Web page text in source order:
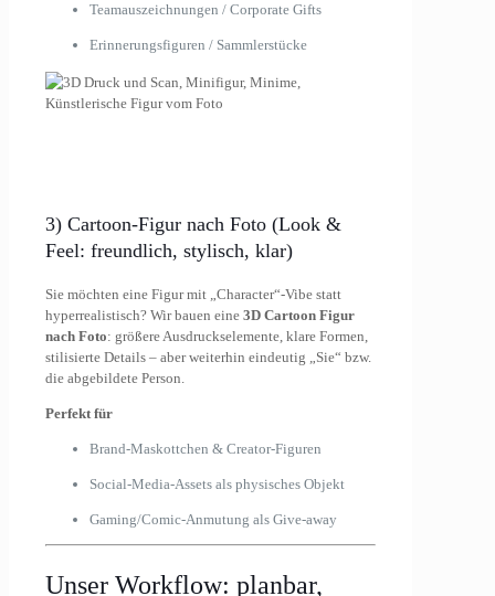
Teamauszeichnungen / Corporate Gifts
Erinnerungsfiguren / Sammlerstücke
3) Cartoon-Figur nach Foto (Look &
Feel: freundlich, stylisch, klar)
Sie möchten eine Figur mit „Character“-Vibe statt
hyperrealistisch? Wir bauen eine 3D Cartoon Figur
nach Foto: größere Ausdruckselemente, klare Formen,
stilisierte Details – aber weiterhin eindeutig „Sie“ bzw.
die abgebildete Person.
Perfekt für
Brand-Maskottchen & Creator-Figuren
Social-Media-Assets als physisches Objekt
Gaming/Comic-Anmutung als Give-away
Unser Workflow: planbar,